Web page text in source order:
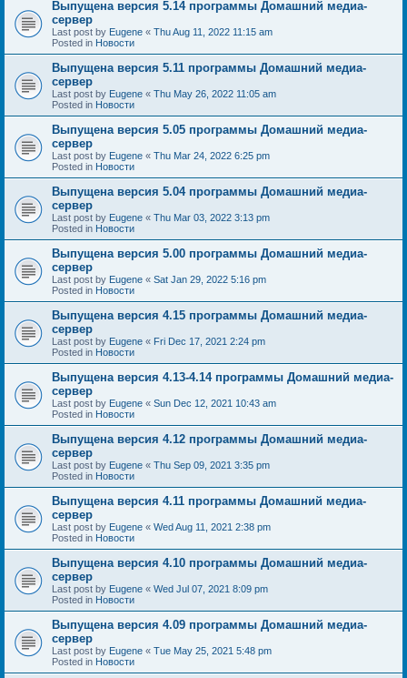
Выпущена версия 5.14 программы Домашний медиа-
сервер
Last post by Eugene « Thu Aug 11, 2022 11:15 am
Posted in Новости
Выпущена версия 5.11 программы Домашний медиа-
сервер
Last post by Eugene « Thu May 26, 2022 11:05 am
Posted in Новости
Выпущена версия 5.05 программы Домашний медиа-
сервер
Last post by Eugene « Thu Mar 24, 2022 6:25 pm
Posted in Новости
Выпущена версия 5.04 программы Домашний медиа-
сервер
Last post by Eugene « Thu Mar 03, 2022 3:13 pm
Posted in Новости
Выпущена версия 5.00 программы Домашний медиа-
сервер
Last post by Eugene « Sat Jan 29, 2022 5:16 pm
Posted in Новости
Выпущена версия 4.15 программы Домашний медиа-
сервер
Last post by Eugene « Fri Dec 17, 2021 2:24 pm
Posted in Новости
Выпущена версия 4.13-4.14 программы Домашний медиа-
сервер
Last post by Eugene « Sun Dec 12, 2021 10:43 am
Posted in Новости
Выпущена версия 4.12 программы Домашний медиа-
сервер
Last post by Eugene « Thu Sep 09, 2021 3:35 pm
Posted in Новости
Выпущена версия 4.11 программы Домашний медиа-
сервер
Last post by Eugene « Wed Aug 11, 2021 2:38 pm
Posted in Новости
Выпущена версия 4.10 программы Домашний медиа-
сервер
Last post by Eugene « Wed Jul 07, 2021 8:09 pm
Posted in Новости
Выпущена версия 4.09 программы Домашний медиа-
сервер
Last post by Eugene « Tue May 25, 2021 5:48 pm
Posted in Новости